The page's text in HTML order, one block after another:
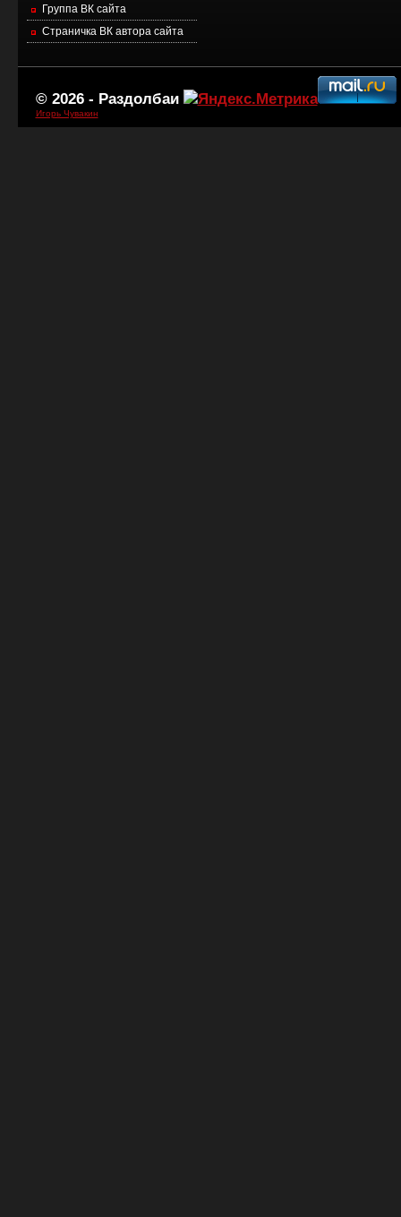
Группа ВК сайта
Страничка ВК автора сайта
© 2026 - Раздолбаи
Игорь Чувакин